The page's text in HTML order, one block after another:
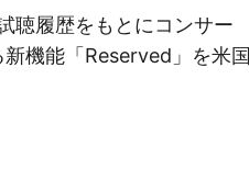
聴履歴をもとにコンサー
機能「Reserved」を米国